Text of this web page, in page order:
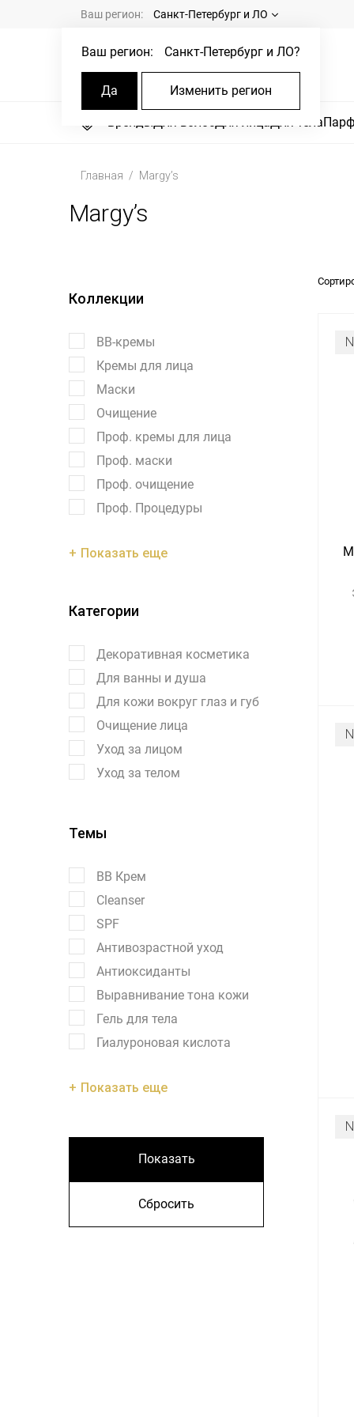
Ваш регион: Санкт-Петербург и ЛО
Ваш регион: Санкт-Петербург и ЛО?
Да Изменить регион
БрендыДля волосДля лицаДля тела
Главная Margy’s
Margy’s
Коллекции
ВВ-кремы
Кремы для лица
Маски
Очищение
Проф. кремы для лица
Проф. маски
Проф. очищение
Проф. Процедуры
Показать еще
Категории
Декоративная косметика
Для ванны и душа
Для кожи вокруг глаз и губ
Очищение лица
Уход за лицом
Уход за телом
Темы
BB Крем
Cleanser
SPF
Антивозрастной уход
Антиоксиданты
Выравнивание тона кожи
Гель для тела
Гиалуроновая кислота
Показать еще
Показать
Сбросить